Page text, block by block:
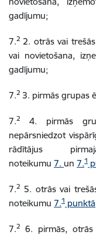
gadījumu;
7.2 2. otrās vai
vai novietošana,
gadījumu;
7.2 3. pirmās grupas
7.2
4. pirmās
nepārsniedzot
rādītājus
noteikumu 7. un 7.1
7.2 5. otrās vai
noteikumu 7.1 punktā
7.2
6. pirmās,